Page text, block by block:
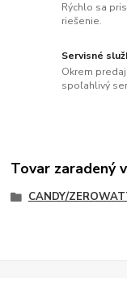
Rýchlo sa
riešenie.
Servisné
Okrem
spoľahlivý
Tovar zaradený
CANDY/